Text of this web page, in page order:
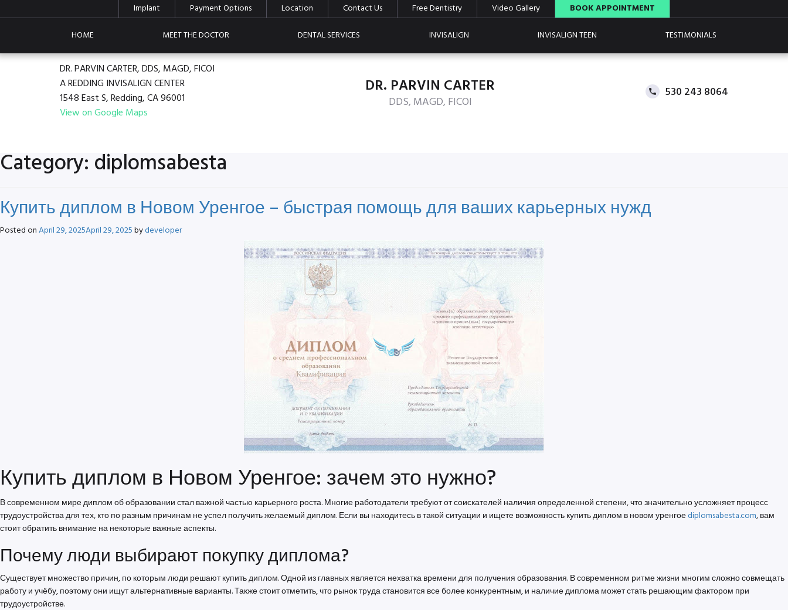
Implant Payment Options Location Contact Us Free Dentistry Video Gallery
BOOK APPOINTMENT
HOME
MEET THE DOCTOR DENTAL SERVICES INVISALIGN INVISALIGN TEEN TESTIMONIALS
DR. PARVIN CARTER, DDS, MAGD, FICOI
A REDDING INVISALIGN CENTER
1548 East S, Redding, CA 96001
View on Google Maps
DR. PARVIN CARTER
DDS, MAGD, FICOI
530 243 8064
Category: diplomsabesta
Купить диплом в Новом Уренгое – быстрая помощь для ваших карьерных нужд
Posted onApril 29, 2025April 29, 2025bydeveloper
Купить диплом в Новом Уренгое: зачем это нужно?
В современном мире диплом об образовании стал важной частью карьерного роста. Многие работодатели требуют от соискателей наличия определенной степени, что значительно усложняет процесс
трудоустройства для тех, кто по разным причинам не успел получить желаемый диплом. Если вы находитесь в такой ситуации и ищете возможность купить диплом в новом уренгоеdiplomsabesta.com, вам
стоит обратить внимание на некоторые важные аспекты.
Почему люди выбирают покупку диплома?
Существует множество причин, по которым люди решают купить диплом. Одной из главных является нехватка времени для получения образования. В современном ритме жизни многим сложно совмещать
работу и учёбу, поэтому они ищут альтернативные варианты. Также стоит отметить, что рынок труда становится все более конкурентным, и наличие диплома может стать решающим фактором при
трудоустройстве.